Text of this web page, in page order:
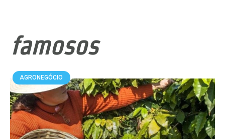
famosos
AGRONEGÓCIO